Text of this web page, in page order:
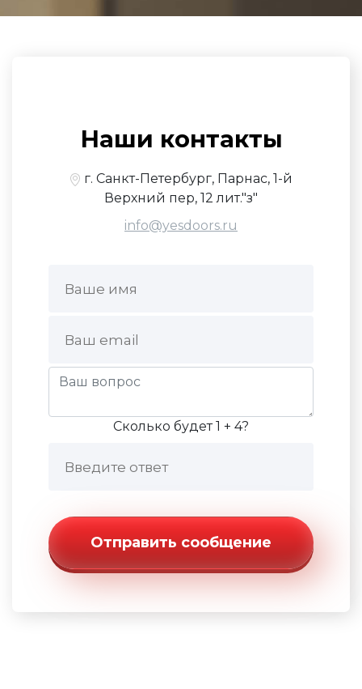
Наши контакты
г. Санкт-Петербург, Парнас, 1-й
Верхний пер, 12 лит."з"
info@yesdoors.ru
Сколько будет 1 + 4?
Отправить сообщение